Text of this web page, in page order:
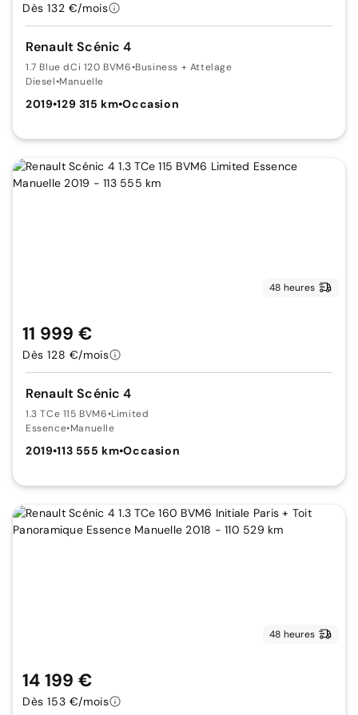
Renault Scénic 4
1.7 Blue dCi 120 BVM6•Business + Attelage
Diesel•Manuelle
2019•129 315 km•Occasion
Dès 132 €/mois
48 heures
Renault Scénic 4
1.3 TCe 115 BVM6•Limited
Essence•Manuelle
2019•113 555 km•Occasion
11 999 €
Dès 128 €/mois
48 heures
14 199 €
Dès 153 €/mois